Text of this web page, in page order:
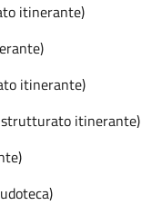
itinerante)
itinerante)
strutturato itinerante)